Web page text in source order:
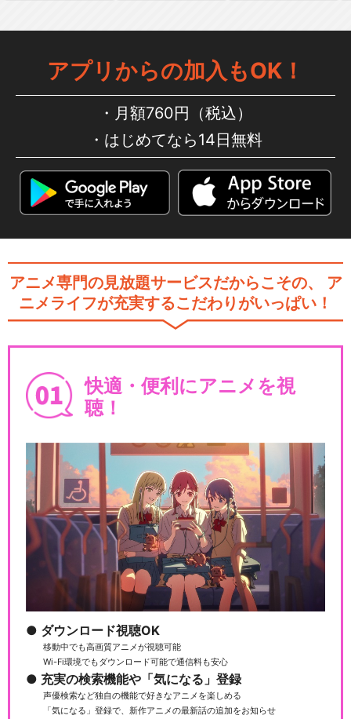
アプリからの加入もOK！
月額760円（税込）
はじめてなら14日無料
アニメ専門の見放題サービスだからこその、
ア
ニメライフが充実するこだわりがいっぱい！
快適・便利にアニメを視
聴！
ダウンロード視聴OK
移動中でも高画質アニメが視聴可能
Wi-Fi環境でもダウンロード可能で通信料も安心
充実の検索機能や「気になる」登録
声優検索など独自の機能で好きなアニメを楽しめる
「気になる」登録で、新作アニメの最新話の追加をお知らせ